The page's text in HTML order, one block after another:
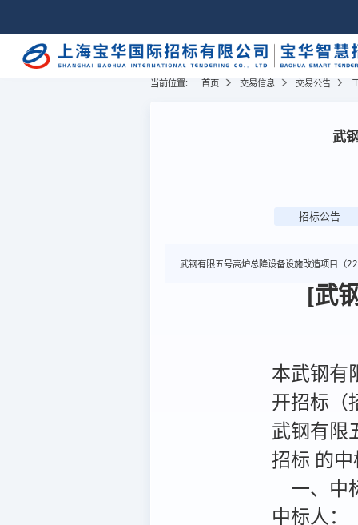
当前位置: 首页 交易信息 交易公告
武
招标公告
武钢有限五号高炉总降设备设施改造项目（
[武
本武钢有
开招标（
武钢有限
招标 的
一、中
中标人：